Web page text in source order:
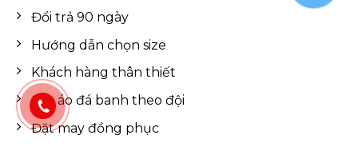
Đổi trả 90 ngày
Hướng dẫn chọn size
Khách hàng thân thiết
Đặt áo đá banh theo đội
Đặt may đồng phục